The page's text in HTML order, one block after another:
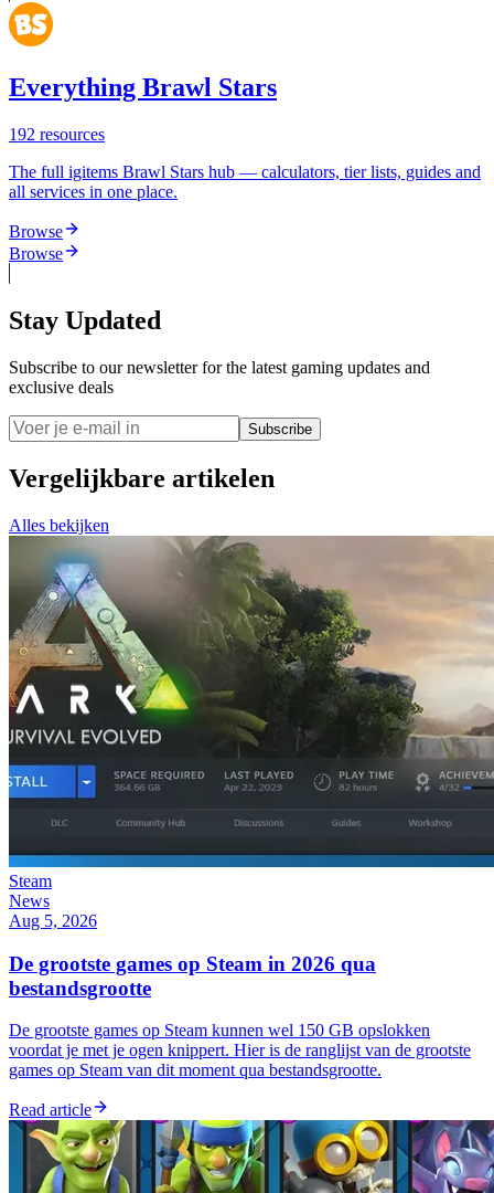
Everything Brawl Stars
192 resources
The full igitems Brawl Stars hub — calculators, tier lists, guides and
all services in one place.
Browse
Browse
Stay Updated
Subscribe to our newsletter for the latest gaming updates and
exclusive deals
Subscribe
Vergelijkbare artikelen
Alles bekijken
Steam
News
Aug 5, 2026
De grootste games op Steam in 2026 qua
bestandsgrootte
De grootste games op Steam kunnen wel 150 GB opslokken
voordat je met je ogen knippert. Hier is de ranglijst van de grootste
games op Steam van dit moment qua bestandsgrootte.
Read article